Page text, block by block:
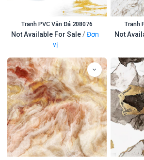
Tranh PVC Vân Đá 208076
Not Available For Sale/Đơn
vị
Tranh
Not